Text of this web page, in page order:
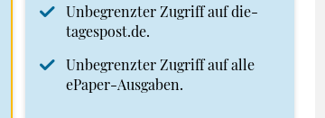
Unbegrenzter Zugriff auf die-
tagespost.de.
Unbegrenzter Zugriff auf alle
ePaper-Ausgaben.